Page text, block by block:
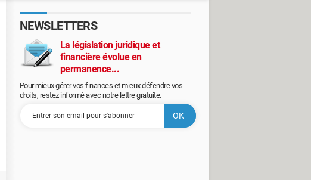
NEWSLETTERS
La législation juridique et
financière évolue en
permanence...
Pour mieux gérer vos finances et mieux défendre vos
droits, restez informé avec notre lettre gratuite.